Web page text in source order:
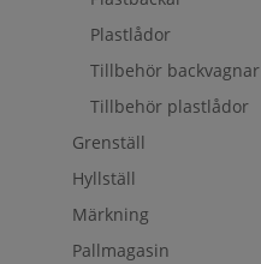
Plastlådor
Tillbehör backvagnar
Tillbehör plastlådor
Grenställ
Hyllställ
Märkning
Pallmagasin